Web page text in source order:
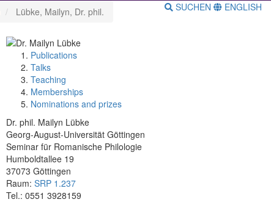
Lübke, Mailyn, Dr. phil. SUCHEN ENGLISH
Publications
Talks
Teaching
Memberships
Nominations and prizes
Dr. phil. Mailyn Lübke
Georg-August-Universität Göttingen
Seminar für Romanische Philologie
Humboldtallee 19
37073 Göttingen
Raum: SRP 1.237
Tel.: 0551 3928159